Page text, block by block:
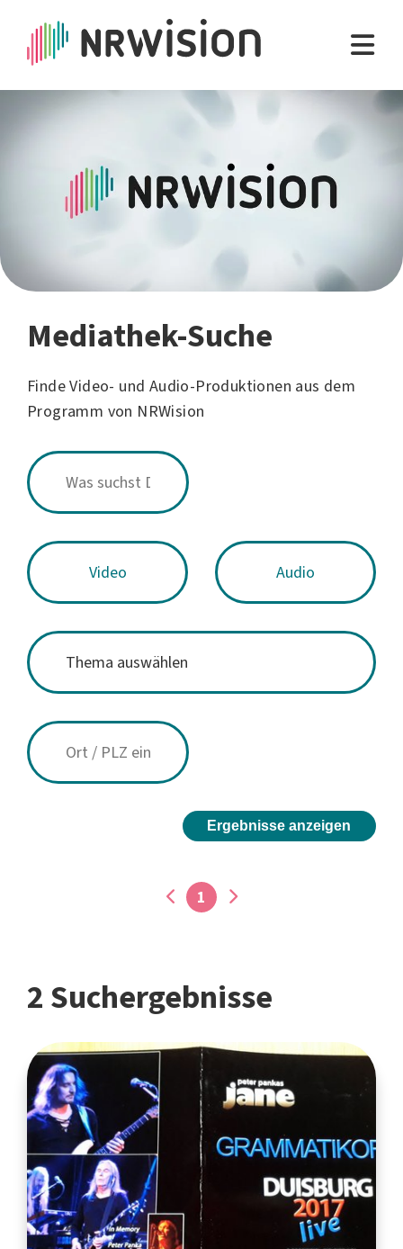
Mediathek-Suche
Finde Video- und Audio-Produktionen aus dem
Programm von NRWision
Video Audio
Ergebnisse anzeigen
1
2 Suchergebnisse